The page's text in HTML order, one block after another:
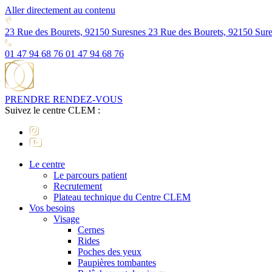
Aller directement au contenu
23 Rue des Bourets, 92150 Suresnes 23 Rue des Bourets, 92150
01 47 94 68 76 01 47 94 68 76
PRENDRE RENDEZ-VOUS
Suivez le centre CLEM :
Le centre
Le parcours patient
Recrutement
Plateau technique du Centre CLEM
Vos besoins
Visage
Cernes
Rides
Poches des yeux
Paupières tombantes